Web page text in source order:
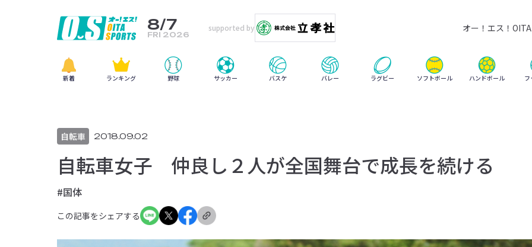
8/7
FRI 2026
supported by オー！エス！
新着 ランキング 野球 サッカー バスケ バレー ラグビー ソフトボール ハンドボール
自転車 2018.09.02
自転車女子 仲良し２人が全国舞台で成長を続ける
#国体
この記事をシェアする